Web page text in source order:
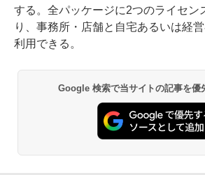
する。全パッケージに2つのライセン
り、事務所・店舗と自宅あるいは経
利用できる。
Google 検索で当サイトの記事を優